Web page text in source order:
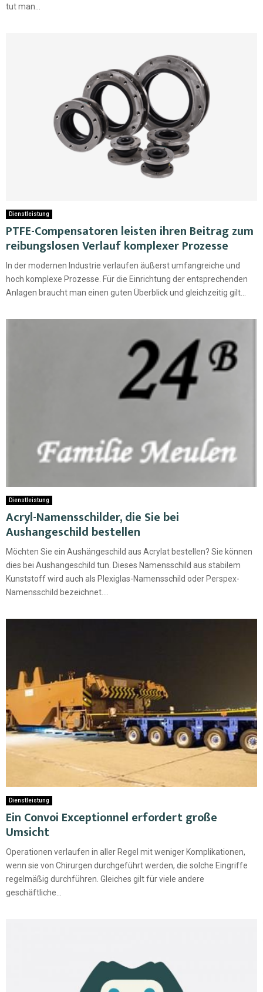
tut man...
Dienstleistung
PTFE-Compensatoren leisten ihren Beitrag zum
reibungslosen Verlauf komplexer Prozesse
In der modernen Industrie verlaufen äußerst umfangreiche und
hoch komplexe Prozesse. Für die Einrichtung der entsprechenden
Anlagen braucht man einen guten Überblick und gleichzeitig gilt...
Dienstleistung
Acryl-Namensschilder, die Sie bei
Aushangeschild bestellen
Möchten Sie ein Aushängeschild aus Acrylat bestellen? Sie können
dies bei Aushangeschild tun. Dieses Namensschild aus stabilem
Kunststoff wird auch als Plexiglas-Namensschild oder Perspex-
Namensschild bezeichnet....
Dienstleistung
Ein Convoi Exceptionnel erfordert große
Umsicht
Operationen verlaufen in aller Regel mit weniger Komplikationen,
wenn sie von Chirurgen durchgeführt werden, die solche Eingriffe
regelmäßig durchführen. Gleiches gilt für viele andere
geschäftliche...